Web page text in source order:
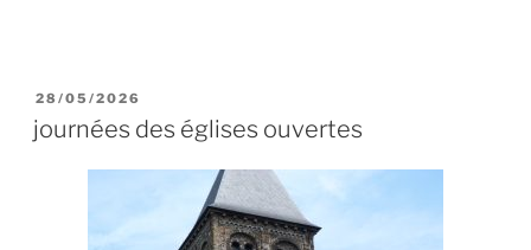
PUBLIÉ
LE
28/05/2026
journées des églises ouvertes